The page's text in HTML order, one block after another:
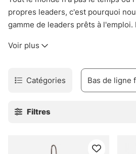
propres leaders, c'est pourquoi
gamme de leaders prêts à
des leaders épais en fluorocarbone
parfaitement à la pêche à la perche
Voir plus
Catégories Bas de ligne
Filtres